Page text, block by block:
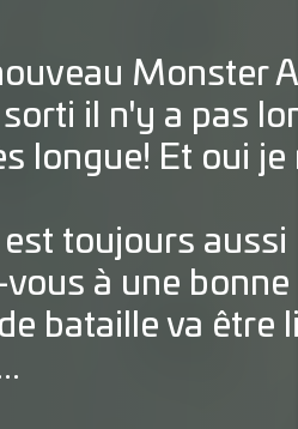
Monster
il n'y a pas
longue! Et oui
est toujours
à une
bataille va être